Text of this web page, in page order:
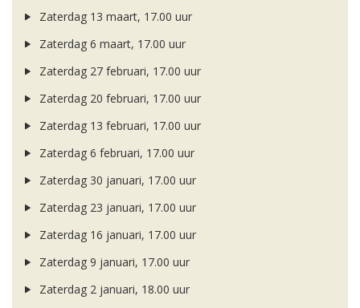
Zaterdag 13 maart, 17.00 uur
Zaterdag 6 maart, 17.00 uur
Zaterdag 27 februari, 17.00 uur
Zaterdag 20 februari, 17.00 uur
Zaterdag 13 februari, 17.00 uur
Zaterdag 6 februari, 17.00 uur
Zaterdag 30 januari, 17.00 uur
Zaterdag 23 januari, 17.00 uur
Zaterdag 16 januari, 17.00 uur
Zaterdag 9 januari, 17.00 uur
Zaterdag 2 januari, 18.00 uur